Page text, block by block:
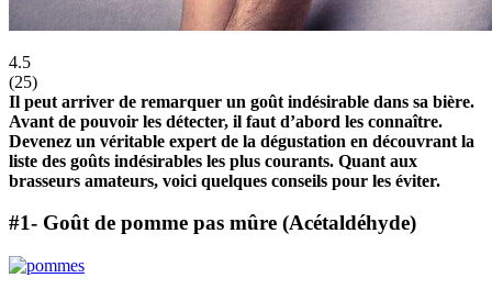
4.5
(25)
Il peut arriver de remarquer un goût indésirable dans sa bière.
Avant de pouvoir les détecter, il faut d’abord les connaître.
Devenez un véritable expert de la dégustation en découvrant la
liste des goûts indésirables les plus courants. Quant aux
brasseurs amateurs, voici quelques conseils pour les éviter.
#1- Goût de pomme pas mûre (Acétaldéhyde)